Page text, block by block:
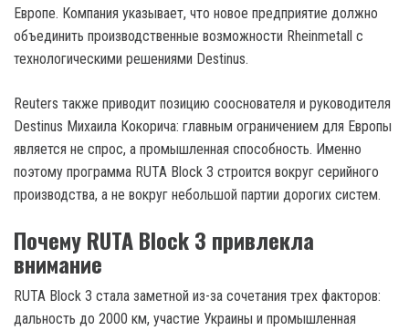
Европе. Компания указывает, что новое предприятие должно
объединить производственные возможности Rheinmetall с
технологическими решениями Destinus.
Reuters также приводит позицию сооснователя и руководителя
Destinus Михаила Кокорича: главным ограничением для Европы
является не спрос, а промышленная способность. Именно
поэтому программа RUTA Block 3 строится вокруг серийного
производства, а не вокруг небольшой партии дорогих систем.
Почему RUTA Block 3 привлекла
внимание
RUTA Block 3 стала заметной из-за сочетания трех факторов:
дальность до 2000 км, участие Украины и промышленная